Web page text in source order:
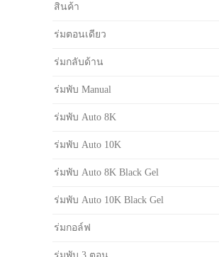
สินค้า
ร่มตอนเดียว
ร่มกลับด้าน
ร่มพับ Manual
ร่มพับ Auto 8K
ร่มพับ Auto 10K
ร่มพับ Auto 8K Black Gel
ร่มพับ Auto 10K Black Gel
ร่มกอล์ฟ